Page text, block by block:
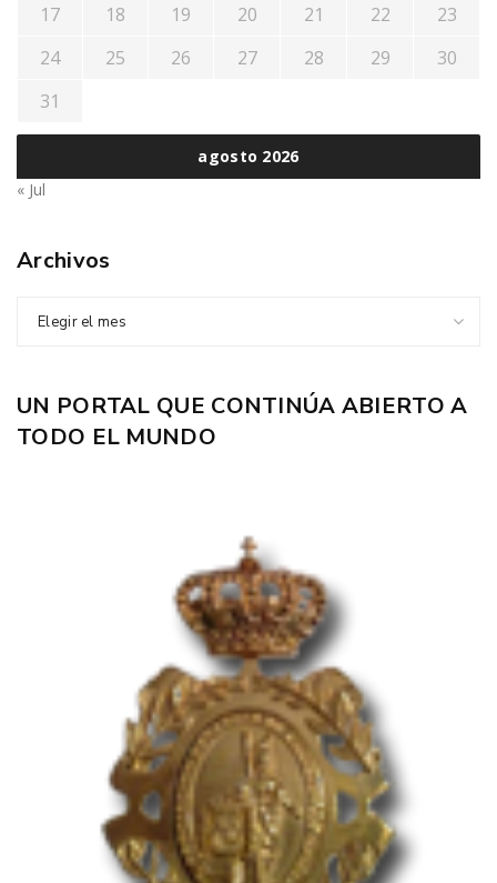
agosto 2026
17
18 19 20 21 22
23
24
25 26 27 28 29
30
31
« Jul
Archivos
Elegir el mes
UN PORTAL QUE CONTINÚA ABIERTO A
TODO EL MUNDO